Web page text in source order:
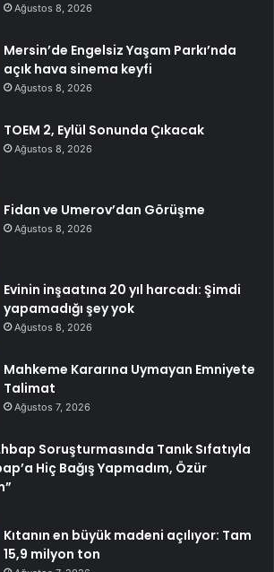
Ağustos 8, 2026
Mersin’de Engelsiz Yaşam Parkı’nda
açık hava sinema keyfi
Ağustos 8, 2026
TOEM 2, Eylül Sonunda Çıkacak
Ağustos 8, 2026
Fidan ve Umerov’dan Görüşme
Ağustos 8, 2026
Evinin inşaatına 20 yıl harcadı: Şimdi
yapamadığı şey yok
Ağustos 8, 2026
Mahkeme Kararına Uymayan Emniyete
Talimat
Ağustos 7, 2026
Soruşturmasında Tanık Sıfatıyla
Hiç Bağış Yapmadım, Özür
Kıtanın en büyük madeni açılıyor: Tam
15,9 milyon ton